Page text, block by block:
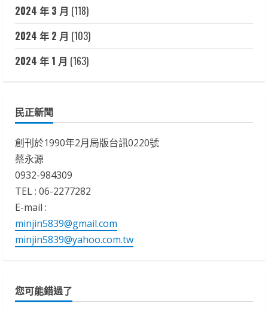
2024 年 3 月 (118)
2024 年 2 月 (103)
2024 年 1 月 (163)
民正新聞
創刊於1990年2月局版台訊0220號
蔡永源
0932-984309
TEL : 06-2277282
E-mail :
minjin5839@gmail.com
minjin5839@yahoo.com.tw
您可能錯過了